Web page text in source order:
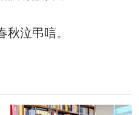
泣弔唁。